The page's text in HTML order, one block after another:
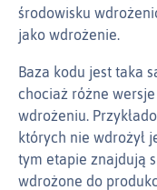
środowisku
jako wdrożenie.
Baza kodu jest taka
chociaż różne
wdrożeniu.
których nie wdrożył
tym etapie znajdują
wdrożone do